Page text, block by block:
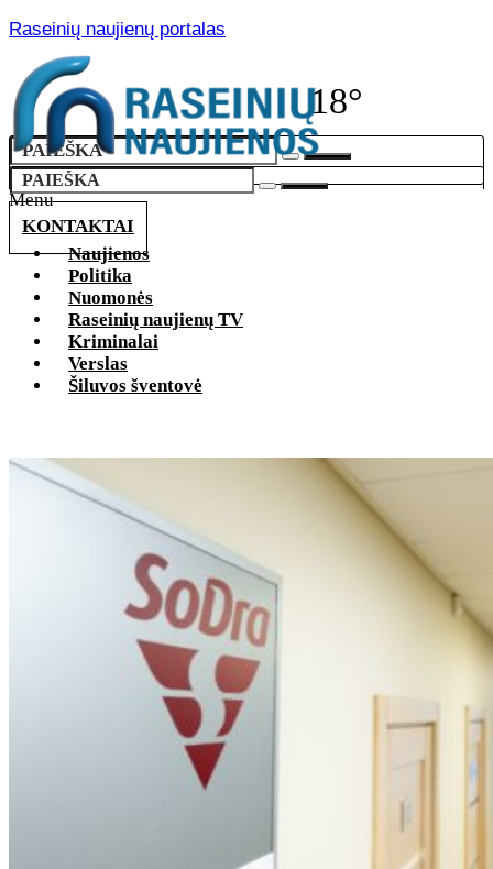
Raseinių naujienų portalas
18°
KONTAKTAI
Menu
Naujienos
Politika
Nuomonės
Raseinių naujienų TV
Kriminalai
Verslas
Šiluvos šventovė